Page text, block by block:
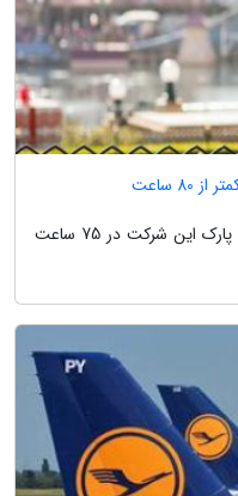
هوادار پر و پاقرص دیزنی با بازدید از 12 پارک این شرکت در 75 ساعت